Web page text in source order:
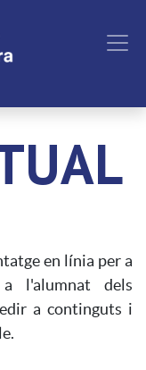
en línia per a
a l'alumnat dels
a continguts i